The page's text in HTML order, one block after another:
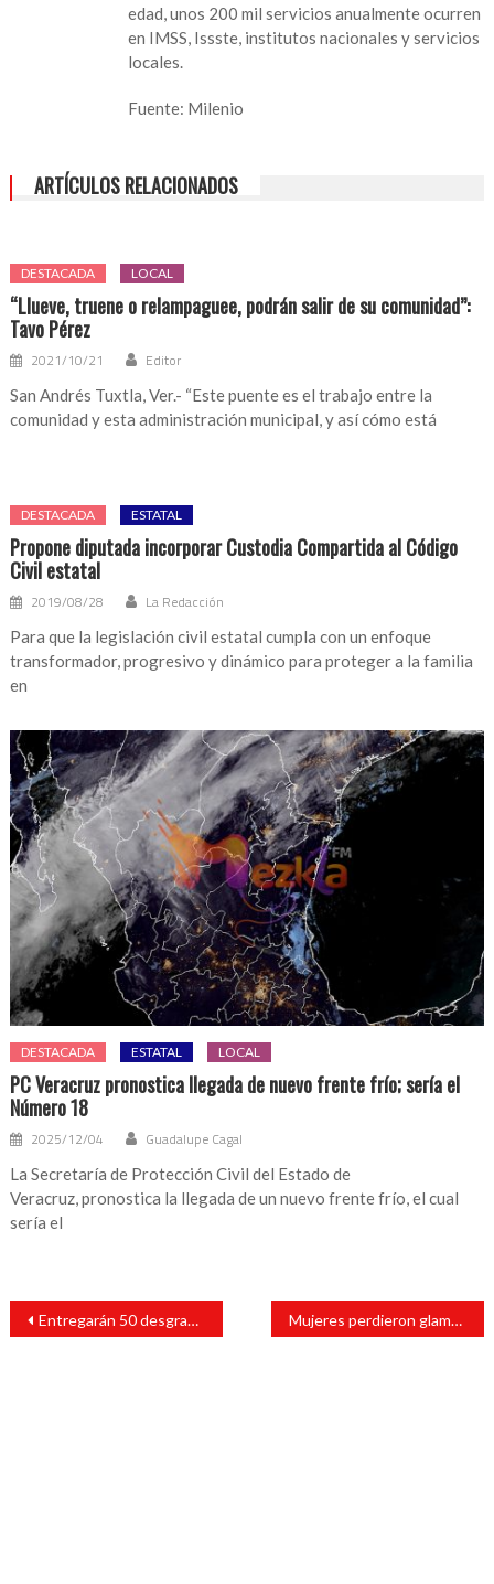
millones
en
16
años
en
México
edad, unos 200 mil servicios anualmente ocurren
en IMSS, Issste, institutos nacionales y servicios
locales.
Fuente: Milenio
ARTÍCULOS RELACIONADOS
DESTACADA LOCAL
“Llueve, truene o relampaguee, podrán salir de su comunidad”:
Tavo Pérez
2021/10/21 Editor
San Andrés Tuxtla, Ver.- “Este puente es el trabajo entre la
comunidad y esta administración municipal, y así cómo está
DESTACADA ESTATAL
Propone diputada incorporar Custodia Compartida al Código
Civil estatal
2019/08/28 La Redacción
Para que la legislación civil estatal cumpla con un enfoque
transformador, progresivo y dinámico para proteger a la familia
en
DESTACADA ESTATAL LOCAL
PC Veracruz pronostica llegada de nuevo frente frío; sería el
Número 18
2025/12/04 Guadalupe Cagal
La Secretaría de Protección Civil del Estado de
Veracruz, pronostica la llegada de un nuevo frente frío, el cual
sería el
Navegación
entradas
Entregarán 50 desgranadoras a 50 ejidos de San Andrés Tuxtla Mujeres perdieron glamour, se visten como varoncitos: Arzobispo